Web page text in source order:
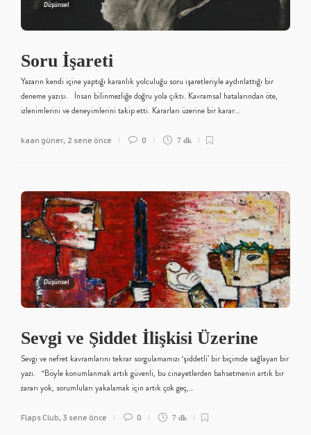
Düşünsel
Soru İşareti
Yazarın kendi içine yaptığı karanlık yolculuğu soru işaretleriyle aydınlattığı bir
deneme yazısı. İnsan bilinmezliğe doğru yola çıktı. Kavramsal hatalarından öte,
izlenimlerini ve deneyimlerini takip etti. Kararları üzerine bir karar…
kaan güner, 2 sene önce 0 7 dk
Düşünsel
Sevgi ve Şiddet İlişkisi Üzerine
Sevgi ve nefret kavramlarını tekrar sorgulamamızı ‘şiddetli’ bir biçimde sağlayan bir
yazı. “Böyle konumlanmak artık güvenli, bu cinayetlerden bahsetmenin artık bir
zararı yok, sorumluları yakalamak için artık çok geç,…
Flaps Club, 3 sene önce 0 7 dk